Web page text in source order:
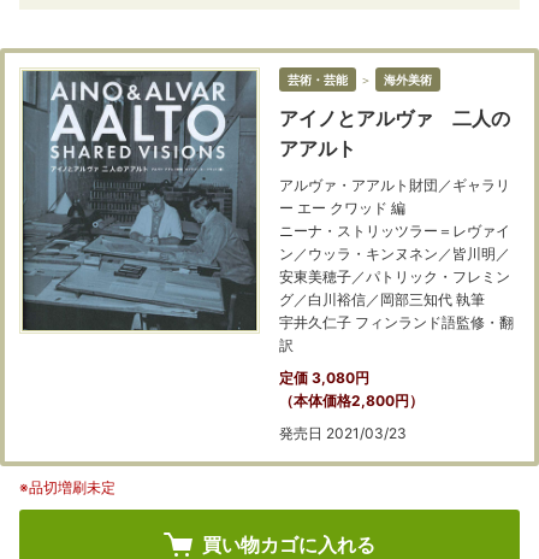
芸術・芸能 ＞ 海外美術
アイノとアルヴァ 二人の
アアルト
アルヴァ・アアルト財団／ギャラリ
ー エー クワッド 編
ニーナ・ストリッツラー＝レヴァイ
ン／ウッラ・キンヌネン／皆川明／
安東美穂子／パトリック・フレミン
グ／白川裕信／岡部三知代 執筆
宇井久仁子 フィンランド語監修・翻
訳
定価 3,080円
（本体価格2,800円）
発売日 2021/03/23
※品切増刷未定
買い物カゴに入れる